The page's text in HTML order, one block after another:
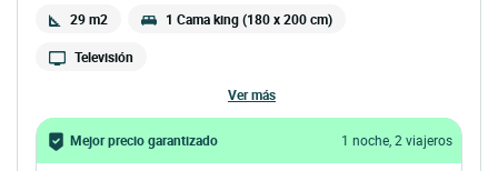
29 m2 1 Cama king (180 x 200 cm)
Televisión
ver más
Mejor precio garantizado 1 noche, 2 viajeros